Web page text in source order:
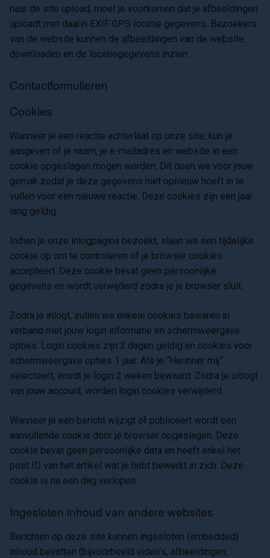
naar de site upload, moet je voorkomen dat je afbeeldingen
uploadt met daarin EXIF GPS locatie gegevens. Bezoekers
van de website kunnen de afbeeldingen van de website
downloaden en de locatiegegevens inzien.
Contactformulieren
Cookies
Wanneer je een reactie achterlaat op onze site, kun je
aangeven of je naam, je e-mailadres en website in een
cookie opgeslagen mogen worden. Dit doen we voor jouw
gemak zodat je deze gegevens niet opnieuw hoeft in te
vullen voor een nieuwe reactie. Deze cookies zijn een jaar
lang geldig.
Indien je onze inlogpagina bezoekt, slaan we een tijdelijke
cookie op om te controleren of je browser cookies
accepteert. Deze cookie bevat geen persoonlijke
gegevens en wordt verwijderd zodra je je browser sluit.
Zodra je inlogt, zullen we enkele cookies bewaren in
verband met jouw login informatie en schermweergave
opties. Login cookies zijn 2 dagen geldig en cookies voor
schermweergave opties 1 jaar. Als je “Herinner mij”
selecteert, wordt je login 2 weken bewaard. Zodra je uitlogt
van jouw account, worden login cookies verwijderd.
Wanneer je een bericht wijzigt of publiceert wordt een
aanvullende cookie door je browser opgeslagen. Deze
cookie bevat geen persoonlijke data en heeft enkel het
post ID van het artikel wat je hebt bewerkt in zich. Deze
cookie is na een dag verlopen.
Ingesloten inhoud van andere websites
Berichten op deze site kunnen ingesloten (embedded)
inhoud bevatten (bijvoorbeeld video’s, afbeeldingen,